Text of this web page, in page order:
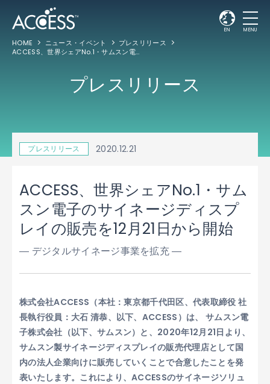
EN MENU
HOME ニュース・イベント
プレスリリース
ACCESS、世界シェアNo.1・サムスン電子のサイネージディスプレイの販売を12月21日から開始
プレスリリース
プレスリリース 2020.12.21
ACCESS、世界シェアNo.1・サム
スン電子のサイネージディスプ
レイの販売を12月21日から開始
― デジタルサイネージ事業を拡充 ―
株式会社ACCESS（本社：東京都千代田区、代表取締役 社
長執行役員：大石 清恭、以下、ACCESS）は、 サムスン電
子株式会社（以下、サムスン）と、2020年12月21日より、
サムスン製サイネージディスプレイの販売代理店として国
内の法人企業向けに販売していくことで合意したことを発
表いたします。これにより、ACCESSのサイネージソリュ